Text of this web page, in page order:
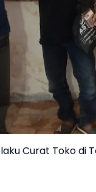
Curat Toko di